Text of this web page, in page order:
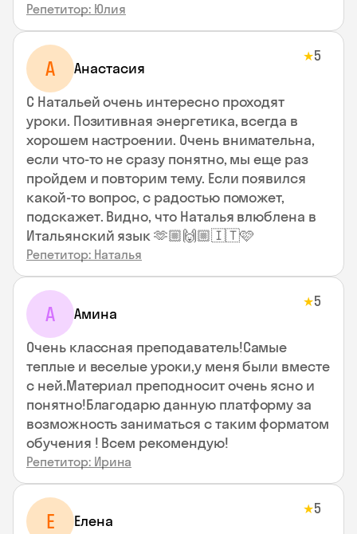
Репетитор: Юлия
А Анастасия
★5
С Натальей очень интересно проходят
уроки. Позитивная энергетика, всегда в
хорошем настроении. Очень внимательна,
если что-то не сразу понятно, мы еще раз
пройдем и повторим тему. Если появился
какой-то вопрос, с радостью поможет,
подскажет. Видно, что Наталья влюблена в
Итальянский язык 🫶🏼🙌🏼🇮🇹🩷
Репетитор: Наталья
А Амина
★5
Очень классная преподаватель!Самые
теплые и веселые уроки,у меня были вместе
с ней.Материал преподносит очень ясно и
понятно!Благодарю данную платформу за
возможность заниматься с таким форматом
обучения ! Всем рекомендую!
Репетитор: Ирина
Е Елена
★5